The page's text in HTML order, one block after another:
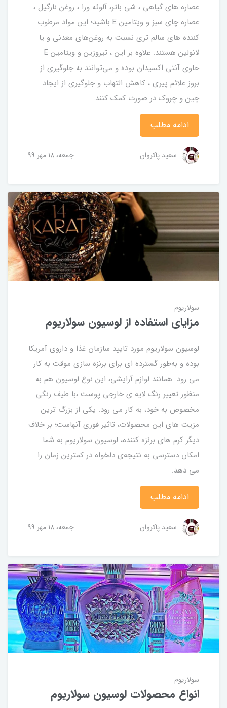
عصاره های گیاهی ، شی باتر، آلوئه ورا ، روغن نارگیل ،
عصاره چای سبز و ویتامین E باشید؛ این مواد مرطوب
کننده های سالم تری نسبت به روغن‌های معدنی و یا
لانولین هستند. علاوه بر این ، تیروزین و ویتامین E
حاوی آنتی اکسیدان بوده و می‌توانند به جلوگیری از
بروز علائم پیری ، کاهش التهاب و جلوگیری از ایجاد
چین و چروک در صورت کمک کنند.
ادامه مطلب
سعید پاکروان جمعه، 18 مهر 99
سولاریوم
مزایای استفاده از لوسیون سولاریوم
لوسیون سولاریوم مورد تایید سازمان غذا و داروی آمریکا
بوده و به‌طور گسترده ای برای برنزه سازی موقت به کار
می رود. همانند لوازم آرایشی، این نوع لوسیون هم به
منظور تعییر رنگ لایه ی خارجی پوست ،با طیف رنگی
مخصوص به خود، به کار می رود. یکی از بزرگ ترین
مزیت های این محصولات، تاثیر فوری آنهاست؛ بر خلاف
دیگر کرم های برنزه کننده، لوسیون سولاریوم به شما
امکان دسترسی به نتیجه‌ی دلخواه در کمترین زمان را
می دهد.
ادامه مطلب
سعید پاکروان جمعه، 18 مهر 99
سولاریوم
انواع محصولات لوسیون سولاریوم